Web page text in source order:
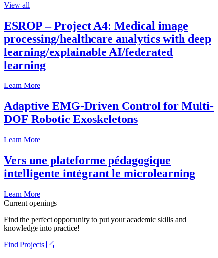
View all
ESROP – Project A4: Medical image
processing/healthcare analytics with deep
learning/explainable AI/federated
learning
Learn More
Adaptive EMG-Driven Control for Multi-
DOF Robotic Exoskeletons
Learn More
Vers une plateforme pédagogique
intelligente intégrant le microlearning
Learn More
Current openings
Find the perfect opportunity to put your academic skills and
knowledge into practice!
Find Projects